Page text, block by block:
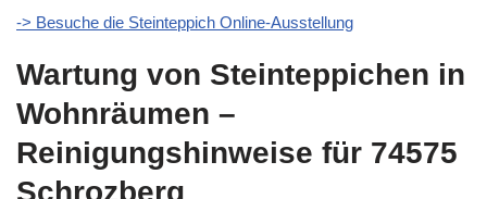
-> Besuche die Steinteppich Online-Ausstellung
Wartung von Steinteppichen in
Wohnräumen –
Reinigungshinweise für 74575
Schrozberg